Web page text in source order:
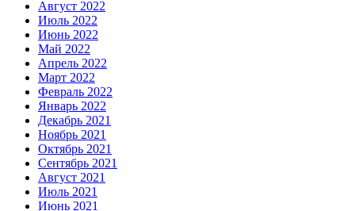
Август 2022
Июль 2022
Июнь 2022
Май 2022
Апрель 2022
Март 2022
Февраль 2022
Январь 2022
Декабрь 2021
Ноябрь 2021
Октябрь 2021
Сентябрь 2021
Август 2021
Июль 2021
Июнь 2021